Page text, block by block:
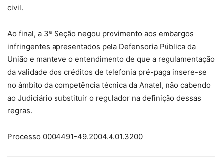
civil.
Ao final, a 3ª Seção negou provimento aos embargos
infringentes apresentados pela Defensoria Pública da
União e manteve o entendimento de que a regulamentação
da validade dos créditos de telefonia pré-paga insere-se
no âmbito da competência técnica da Anatel, não cabendo
ao Judiciário substituir o regulador na definição dessas
regras.
Processo 0004491-49.2004.4.01.3200